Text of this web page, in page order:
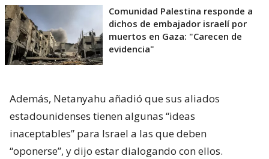
Comunidad Palestina responde a
dichos de embajador israelí por
muertos en Gaza: "Carecen de
evidencia"
Además, Netanyahu añadió que sus aliados
estadounidenses tienen algunas “ideas
inaceptables” para Israel a las que deben
“oponerse”, y dijo estar dialogando con ellos.